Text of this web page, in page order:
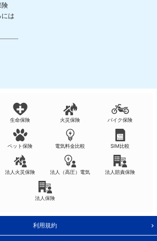
険
は
生命保険 火災保険 バイク保険
ペット保険 電気料金比較 SIM比較
法人火災保険 法人（高圧）電気 法人賠責保険
法人保険
利用規約